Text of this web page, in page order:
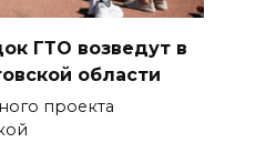
ГТО возведут в
области
проекта